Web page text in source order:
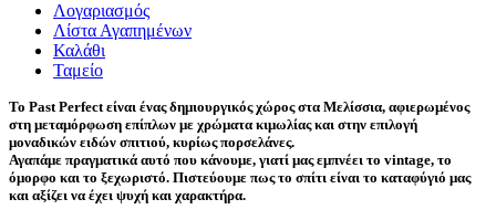
Λογαριασμός
Λίστα Αγαπημένων
Καλάθι
Ταμείο
Το Past Perfect είναι ένας δημιουργικός χώρος στα Μελίσσια, αφιερωμένος
στη μεταμόρφωση επίπλων με χρώματα κιμωλίας και στην επιλογή
μοναδικών ειδών σπιτιού, κυρίως πορσελάνες.
Αγαπάμε πραγματικά αυτό που κάνουμε, γιατί μας εμπνέει το vintage, το
όμορφο και το ξεχωριστό. Πιστεύουμε πως το σπίτι είναι το καταφύγιό μας
και αξίζει να έχει ψυχή και χαρακτήρα.